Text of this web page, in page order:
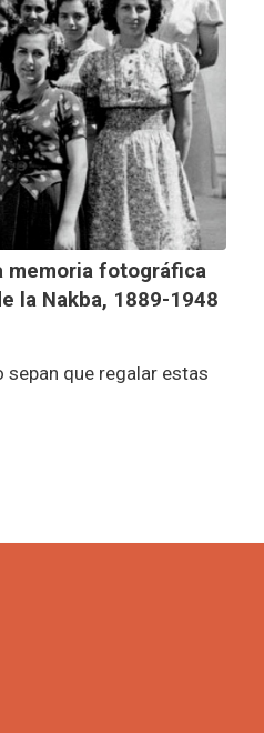
memoria fotográfica
la Nakba, 1889-1948
sepan que regalar estas